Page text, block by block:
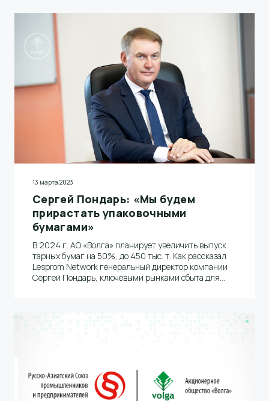
13 марта 2023
Сергей Пондарь: «Мы будем
прирастать упаковочными
бумагами»
В 2024 г. АО «Волга» планирует увеличить выпуск
тарных бумаг на 50%, до 450 тыс. т. Как рассказал
Lesprom Network генеральный директор компании
Сергей Пондарь, ключевыми рынками сбыта для